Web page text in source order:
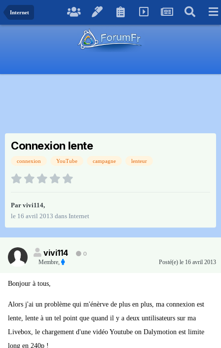
Internet
Connexion lente
connexion YouTube campagne lenteur
Par vivi114,
le 16 avril 2013 dans Internet
vivi114
0
Membre, Posté(e) le 16 avril 2013
Bonjour à tous,
Alors j'ai un problème qui m'énèrve de plus en plus, ma connexion est
lente, lente à un tel point que quand il y a deux untilisateurs sur ma
Livebox, le chargement d'une vidéo Youtube on Dalymotion est limite
long en 240p !